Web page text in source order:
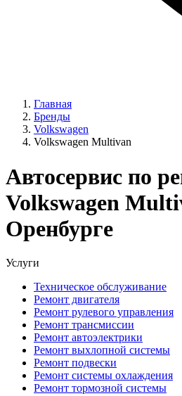
Главная
Бренды
Volkswagen
Volkswagen Multivan
Автосервис по
Volkswagen
Оренбурге
Услуги
Техническое обслуживание
Ремонт двигателя
Ремонт рулевого управления
Ремонт трансмиссии
Ремонт автоэлектрики
Ремонт выхлопной системы
Ремонт подвески
Ремонт системы охлаждения
Ремонт тормозной системы